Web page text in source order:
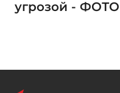
угрозой - ФОТО